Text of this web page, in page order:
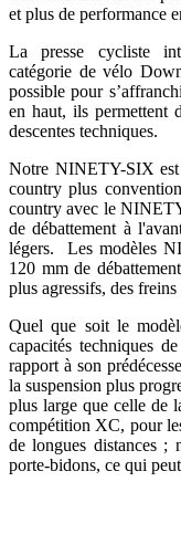
et plus de performance
La presse cycliste
catégorie de vélo
possible pour
en haut, ils permettent
descentes techniques.
Notre NINETY-SIX est
country plus
country avec le
de débattement à
légers. Les modèles
120 mm de
plus agressifs, des
Quel que soit le
capacités techniques
rapport à son
la suspension plus
plus large que celle de
compétition XC, pour
de longues distances ;
porte-bidons, ce qui